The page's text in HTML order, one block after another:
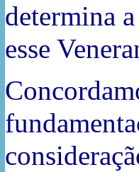
determina
esse